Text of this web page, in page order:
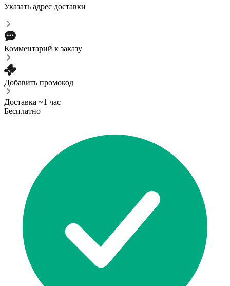
Указать адрес доставки
Комментарий к заказу
Добавить промокод
Доставка ~1 час
Бесплатно